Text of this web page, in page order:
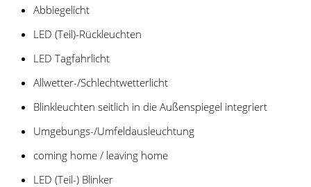
Abbiegelicht
LED (Teil)-Rückleuchten
LED Tagfahrlicht
Allwetter-/Schlechtwetterlicht
Blinkleuchten seitlich in die Außenspiegel integriert
Umgebungs-/Umfeldausleuchtung
coming home / leaving home
LED (Teil-) Blinker